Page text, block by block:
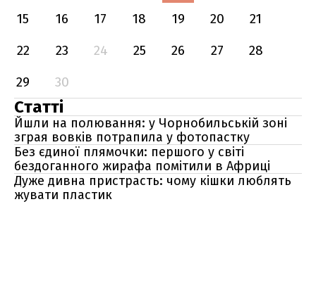
15
16 17 18 19 20
21
22
23 24 25 26 27
28
29
30
Статті
Йшли на полювання: у Чорнобильській зоні
зграя вовків потрапила у фотопастку
Без єдиної плямочки: першого у світі
бездоганного жирафа помітили в Африці
Дуже дивна пристрасть: чому кішки люблять
жувати пластик